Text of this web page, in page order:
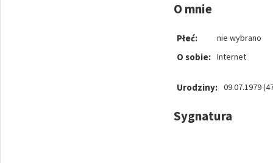
O mnie
Płeć: nie wybrano
O sobie: Internet
Urodziny: 09.07.1979
Sygnatura